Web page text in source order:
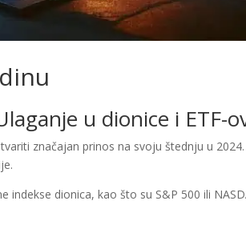
u dionice i ETF-
značajan prinos na svoju štednju u
indekse dionica, kao što su S&P 500 ili